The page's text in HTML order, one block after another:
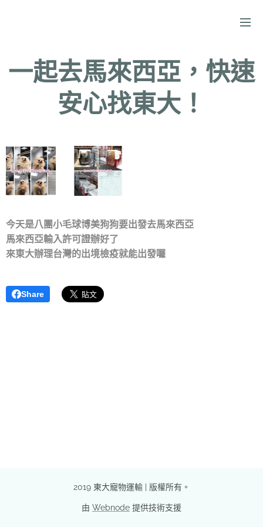
一起去馬來西亞，快速
安心找東大！
今天是八團小毛球博美狗狗要出發去馬來西亞
馬來西亞輸入許可證辦好了
來東大辦理台灣的出境檢疫就能出發囉
Share
2019 東大寵物運輸 | 版權所有。
由 Webnode 提供技術支援